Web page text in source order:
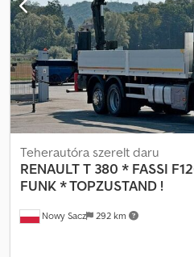
Nowy Sacz 292 km
Teherautóra szerelt daru
RENAULTT 380 * FASSI
FUNK * TOPZUSTAND !